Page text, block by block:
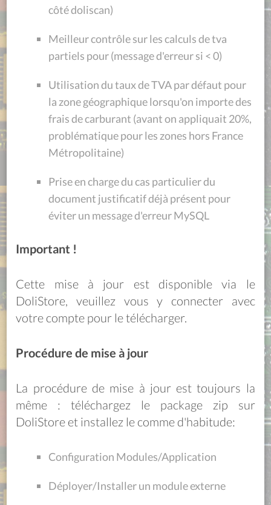
côté doliscan)
Meilleur contrôle sur les calculs de tva
partiels pour (message d'erreur si < 0)
Utilisation du taux de TVA par défaut pour
la zone géographique lorsqu'on importe des
frais de carburant (avant on appliquait 20%,
problématique pour les zones hors France
Métropolitaine)
Prise en charge du cas particulier du
document justificatif déjà présent pour
éviter un message d'erreur MySQL
Important !
Cette mise à jour est disponible via le
DoliStore, veuillez vous y connecter avec
votre compte pour le télécharger.
Procédure de mise à jour
La procédure de mise à jour est toujours la
même : téléchargez le package zip sur
DoliStore et installez le comme d'habitude:
Configuration Modules/Application
Déployer/Installer un module externe